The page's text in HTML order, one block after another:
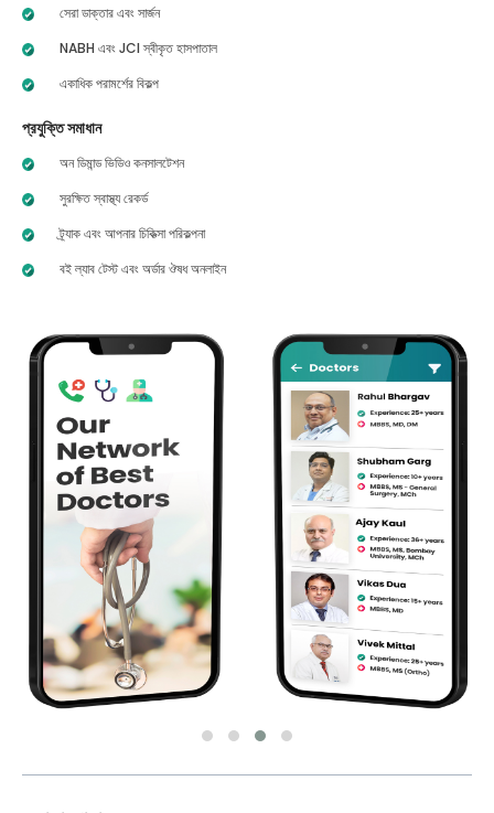
সেরা ডাক্তার এবং সার্জন
NABH এবং JCI স্বীকৃত হাসপাতাল
একাধিক পরামর্শের বিকল্প
প্রযুক্তি সমাধান
অন ডিমান্ড ভিডিও কনসালটেশন
সুরক্ষিত স্বাস্থ্য রেকর্ড
ট্র্যাক এবং আপনার চিকিত্সা পরিকল্পনা
বই ল্যাব টেস্ট এবং অর্ডার ঔষধ অনলাইন